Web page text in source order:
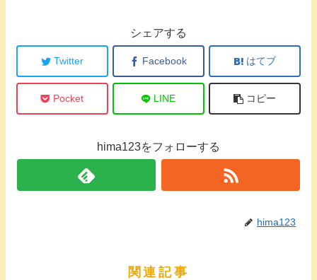
シェアする
Twitter Facebook はてブ
Pocket LINE コピー
hima123をフォローする
hima123
関連記事